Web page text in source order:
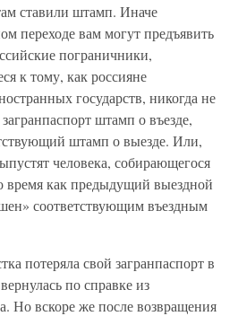
ставили штамп. Иначе
переходе вам могут предъявить
пограничники,
к тому, как россияне
государств, никогда не
штамп о въезде,
штамп о выезде. Или,
человека, собирающегося
время как предыдущий выездной
соответствующим въездным
потеряла свой загранпаспорт в
по справке из
Но вскоре же после возвращения